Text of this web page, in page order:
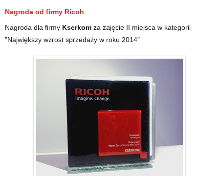
Nagroda od firmy Ricoh
Nagroda dla firmy Kserkom za zajęcie II miejsca w kategorii
"Największy wzrost sprzedaży w roku 2014"